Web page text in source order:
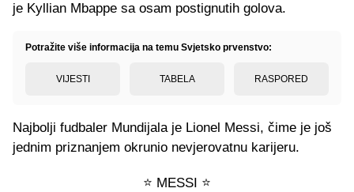
je Kyllian Mbappe sa osam postignutih golova.
Potražite više informacija na temu Svjetsko prvenstvo:
VIJESTI TABELA RASPORED
Najbolji fudbaler Mundijala je Lionel Messi, čime je još
jednim priznanjem okrunio nevjerovatnu karijeru.
⭐️ MESSI ⭐️